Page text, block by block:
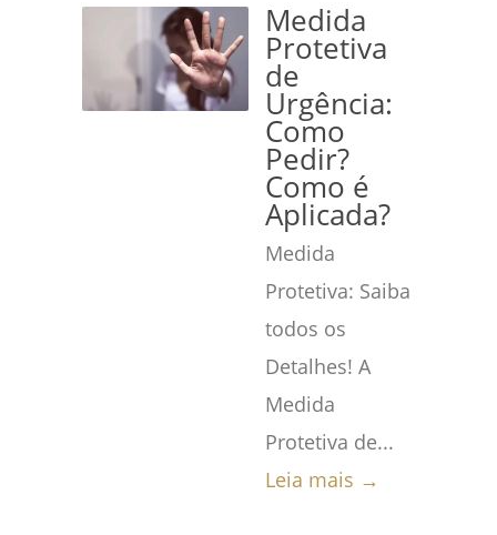
Medida
Protetiva
de
Urgência:
Como
Pedir?
Como é
Aplicada?
Medida
Protetiva: Saiba
todos os
Detalhes! A
Medida
Protetiva de...
Leia mais →